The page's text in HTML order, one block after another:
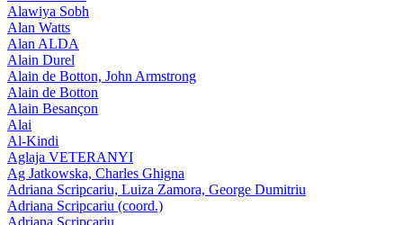
Alawiya Sobh
Alan Watts
Alan ALDA
Alain Durel
Alain de Botton, John Armstrong
Alain de Botton
Alain Besançon
Alai
Al-Kindi
Aglaja VETERANYI
Ag Jatkowska, Charles Ghigna
Adriana Scripcariu, Luiza Zamora, George Dumitriu
Adriana Scripcariu (coord.)
Adriana Scripcariu